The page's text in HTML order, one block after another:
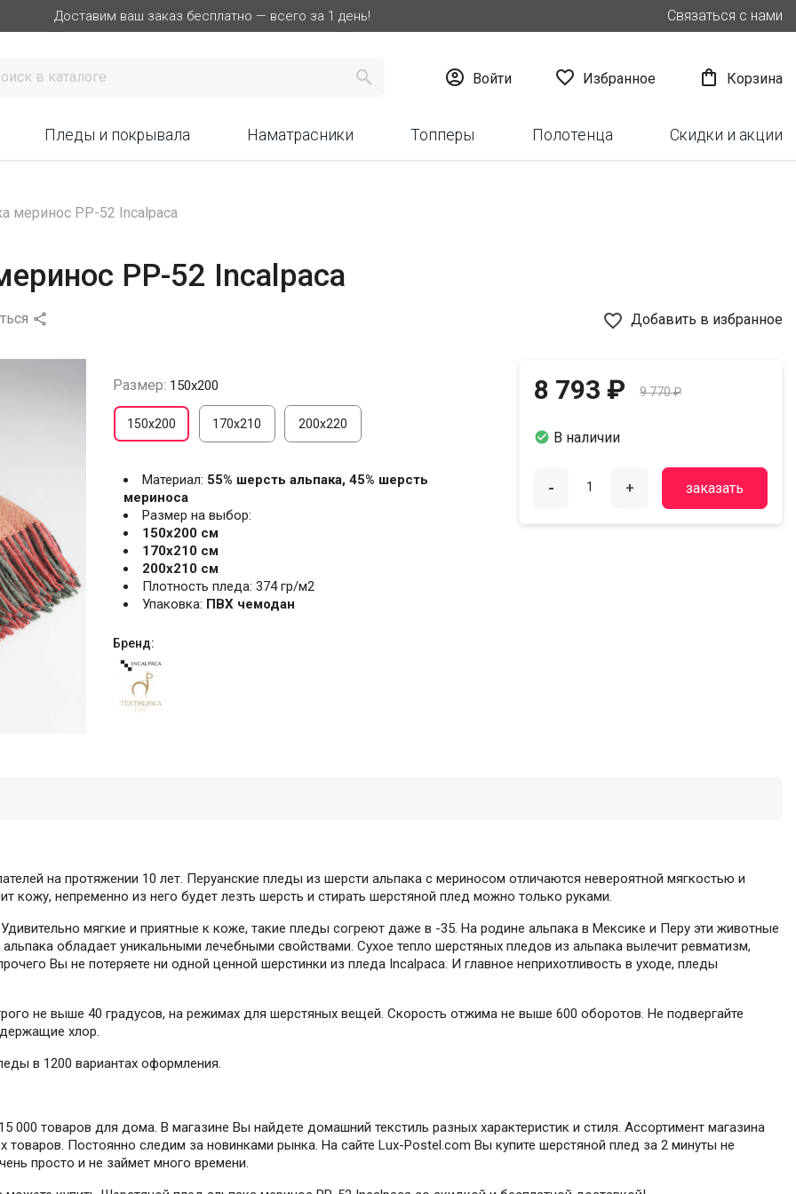
Доставим ваш заказ бесплатно — всего за 1 день! Связаться с нами
  Войти  Избранное  Корзина
Пледы и покрывала Наматрасники Топперы Полотенца Скидки и акции
меринос PP-52 Incalpaca
PP-52 Incalpaca
 favorite_border Добавить в избранное
Размер: 150х200
150х200 170х210 200х220
Материал: 55% шерсть альпака, 45% шерсть
мериноса
Размер на выбор:
150х200 см
170х210 см
200х210 см
Плотность пледа: 374 гр/м2
Упаковка: ПВХ чемодан
Бренд:
8 793 ₽ 9 770 ₽
 В наличии
- + заказать
на протяжении 10 лет. Перуанские пледы из шерсти альпака с мериносом отличаются невероятной мягкостью и
кожу, непременно из него будет лезть шерсть и стирать шерстяной плед можно только руками.
мягкие и приятные к коже, такие пледы согреют даже в -35. На родине альпака в Мексике и Перу эти животные
обладает уникальными лечебными свойствами. Сухое тепло шерстяных пледов из альпака вылечит ревматизм,
Вы не потеряете ни одной ценной шерстинки из пледа Incalpaca. И главное неприхотливость в уходе, пледы
не выше 40 градусов, на режимах для шерстяных вещей. Скорость отжима не выше 600 оборотов. Не подвергайте
хлор.
в 1200 вариантах оформления.
000 товаров для дома. В магазине Вы найдете домашний текстиль разных характеристик и стиля. Ассортимент магазина
Постоянно следим за новинками рынка. На сайте Lux-Postel.com Вы купите шерстяной плед за 2 минуты не
просто и не займет много времени.